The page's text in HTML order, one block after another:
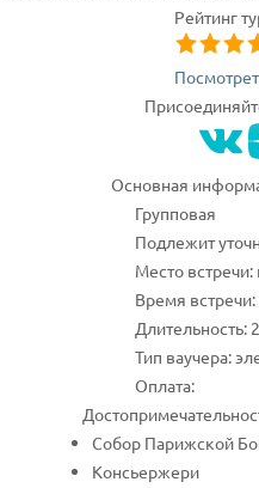
Рейтинг
Основная
Групповая
Подлежит
Место
Время
Длительность:
Тип ваучера:
Оплата:
Собор Парижской
Консьержери